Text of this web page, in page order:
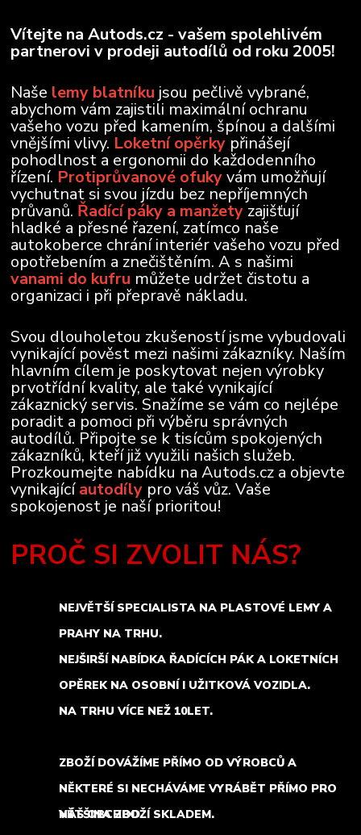
Vítejte na Autods.cz - vašem spolehlivém
partnerovi v prodeji autodílů od roku 2005!
Naše lemy blatníku jsou pečlivě vybrané,
abychom vám zajistili maximální ochranu
vašeho vozu před kamením, špínou a dalšími
vnějšími vlivy. Loketní opěrky přinášejí
pohodlnost a ergonomii do každodenního
řízení. Protiprůvanové ofukyvám umožňují
vychutnat si svou jízdu bez nepříjemných
průvanů. Řadící páky a manžety zajišťují
hladké a přesné řazení, zatímco naše
autokoberce chrání interiér vašeho vozu před
opotřebením a znečištěním. A s našimi
vanami do kufru můžete udržet čistotu a
organizaci i při přepravě nákladu.
Svou dlouholetou zkušeností jsme vybudovali
vynikající pověst mezi našimi zákazníky. Naším
hlavním cílem je poskytovat nejen výrobky
prvotřídní kvality, ale také vynikající
zákaznický servis. Snažíme se vám co nejlépe
poradit a pomoci při výběru správných
autodílů. Připojte se k tisícům spokojených
zákazníků, kteří již využili našich služeb.
Prozkoumejte nabídku na Autods.cz a objevte
vynikajícíautodíly pro váš vůz. Vaše
spokojenost je naší prioritou!
PROČ SI ZVOLIT NÁS?
NEJVĚTŠÍ SPECIALISTA NA PLASTOVÉ LEMY A
PRAHY NA TRHU.
NEJŠIRŠÍ NABÍDKA ŘADÍCÍCH PÁK A LOKETNÍCH
OPĚREK NA OSOBNÍ I UŽITKOVÁ VOZIDLA.
NA TRHU VÍCE NEŽ 10LET.
ZBOŽÍ DOVÁŽÍME PŘÍMO OD VÝROBCŮ A
NĚKTERÉ SI NECHÁVÁME VYRÁBĚT PŘÍMO PRO
NÁŠ OBCHOD.
VĚTŠINA ZBOŽÍ SKLADEM.